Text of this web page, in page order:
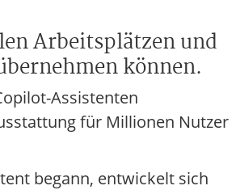
Arbeitsplätzen und
können.
Assistenten
für Millionen Nutzer
begann, entwickelt sich